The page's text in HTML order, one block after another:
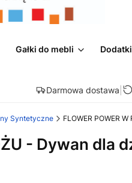
Gałki do mebli
Darmowa dostawa
Syntetyczne FLOWER POWER
- Dywan dla